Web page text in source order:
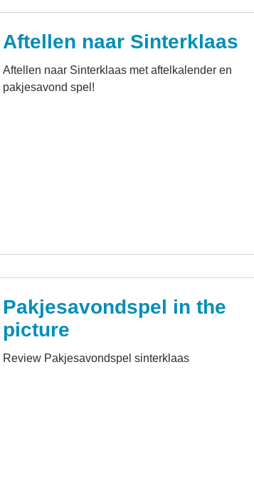
Aftellen naar Sinterklaas
Aftellen naar Sinterklaas met aftelkalender en
pakjesavond spel!
Pakjesavondspel in the
picture
Review Pakjesavondspel sinterklaas